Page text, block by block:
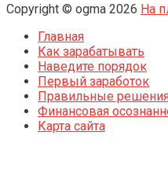
Copyright © ogma 2026 На
Главная
Как зарабатывать
Наведите порядок
Первый заработок
Правильные
Финансовая
Карта сайта